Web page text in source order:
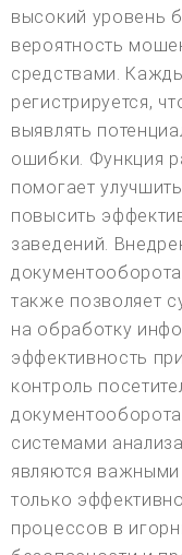
высокий уровень
вероятность
средствами.
регистрируется,
выявлять
ошибки. Функция
помогает
повысить
заведений.
также позволяет
на обработку
эффективность
контроль
системами
являются
только
процессов в